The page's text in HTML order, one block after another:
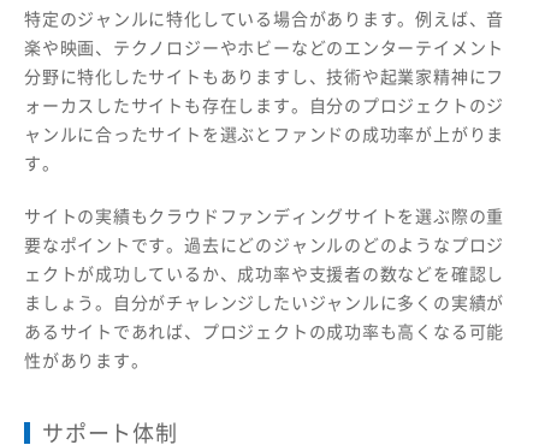
特定のジャンルに特化している場合があります。例えば、音
楽や映画、テクノロジーやホビーなどのエンターテイメント
分野に特化したサイトもありますし、技術や起業家精神にフ
ォーカスしたサイトも存在します。自分のプロジェクトのジ
ャンルに合ったサイトを選ぶとファンドの成功率が上がりま
す。
サイトの実績もクラウドファンディングサイトを選ぶ際の重
要なポイントです。過去にどのジャンルのどのようなプロジ
ェクトが成功しているか、成功率や支援者の数などを確認し
ましょう。自分がチャレンジしたいジャンルに多くの実績が
あるサイトであれば、プロジェクトの成功率も高くなる可能
性があります。
サポート体制